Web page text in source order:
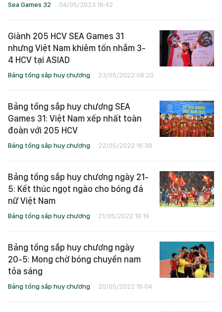
Sea Games 32 04/05/2023 18:42
Giành 205 HCV SEA Games 31
nhưng Việt Nam khiêm tốn nhắm 3-
4 HCV tại ASIAD
Bảng tổng sắp huy chương 23/05/2022 08:20
Bảng tổng sắp huy chương SEA
Games 31: Việt Nam xếp nhất toàn
đoàn với 205 HCV
Bảng tổng sắp huy chương 22/05/2022 16:38
Bảng tổng sắp huy chương ngày 21-
5: Kết thúc ngọt ngào cho bóng đá
nữ Việt Nam
Bảng tổng sắp huy chương 21/05/2022 18:19
Bảng tổng sắp huy chương ngày
20-5: Mong chờ bóng chuyền nam
tỏa sáng
Bảng tổng sắp huy chương 20/05/2022 16:04